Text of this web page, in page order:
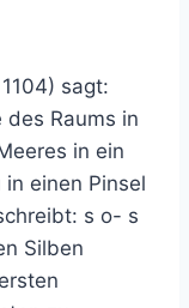
sagt:
des Raums in
in ein
einen Pinsel
s o- s
Silben